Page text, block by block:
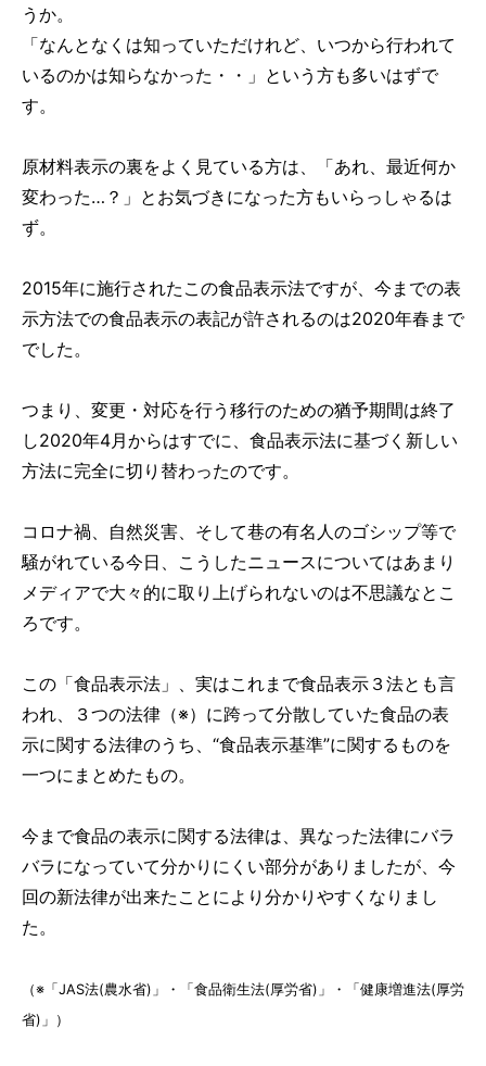
うか。
「なんとなくは知っていただけれど、いつから行われて
いるのかは知らなかった・・」という方も多いはずで
す。
原材料表示の裏をよく見ている方は、「あれ、最近何か
変わった…？」とお気づきになった方もいらっしゃるは
ず。
2015年に施行されたこの食品表示法ですが、今までの表
示方法での食品表示の表記が許されるのは2020年春まで
でした。
つまり、変更・対応を行う移行のための猶予期間は終了
し2020年4月からはすでに、食品表示法に基づく新しい
方法に完全に切り替わったのです。
コロナ禍、自然災害、そして巷の有名人のゴシップ等で
騒がれている今日、こうしたニュースについてはあまり
メディアで大々的に取り上げられないのは不思議なとこ
ろです。
この「食品表示法」、実はこれまで食品表示３法とも言
われ、３つの法律（※）に跨って分散していた食品の表
示に関する法律のうち、“食品表示基準”に関するものを
一つにまとめたもの。
今まで食品の表示に関する法律は、異なった法律にバラ
バラになっていて分かりにくい部分がありましたが、今
回の新法律が出来たことにより分かりやすくなりまし
た。
（※「JAS法(農水省)」・「食品衛生法(厚労省)」・「健康増進法(厚労
省)」）